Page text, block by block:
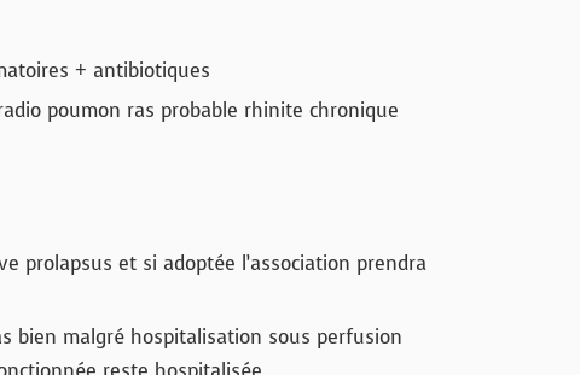
+ antibiotiques
poumon ras probable rhinite chronique
prolapsus et si adoptée l’association prendra
bien malgré hospitalisation sous perfusion